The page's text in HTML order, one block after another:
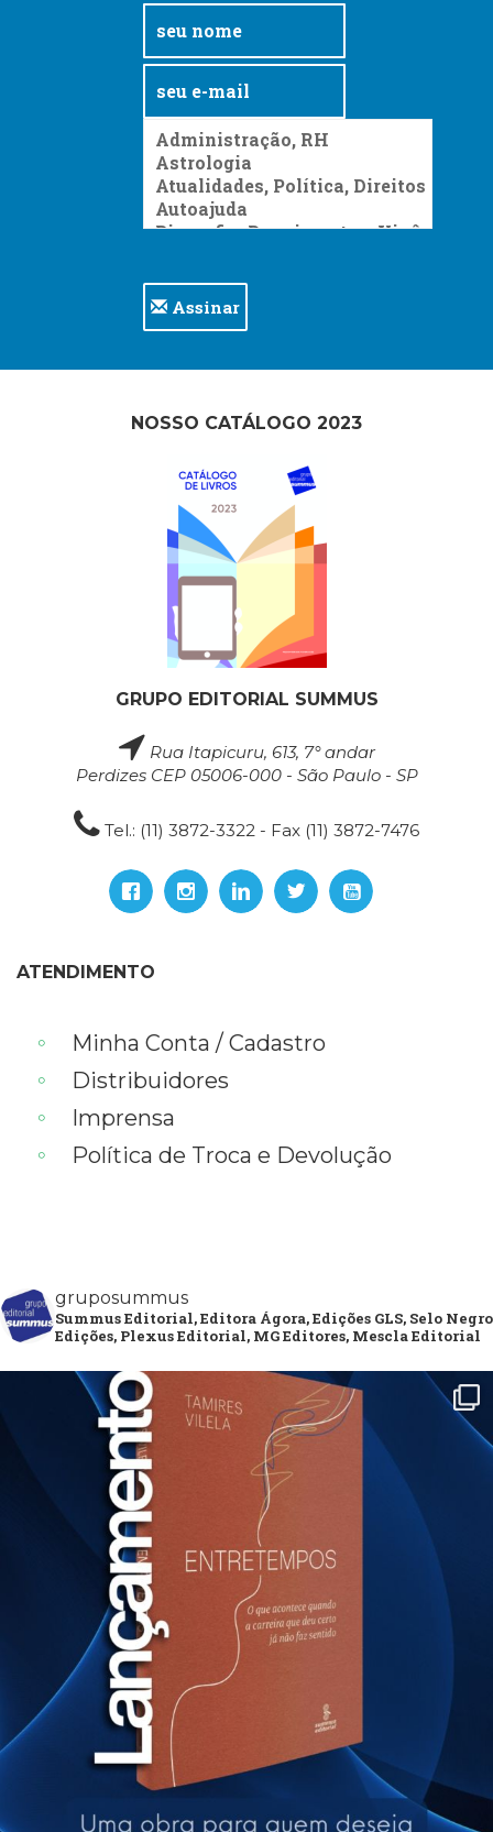
Assinar
NOSSO CATÁLOGO 2023
GRUPO EDITORIAL SUMMUS
Rua Itapicuru, 613, 7° andar
Perdizes CEP 05006-000 - São Paulo - SP
Tel.: (11) 3872-3322 - Fax (11) 3872-7476
ATENDIMENTO
Minha Conta / Cadastro
Distribuidores
Imprensa
Política de Troca e Devolução
gruposummus
Summus Editorial, Editora Ágora, Edições GLS, Selo Negro
Edições, Plexus Editorial, MG Editores, Mescla Editorial